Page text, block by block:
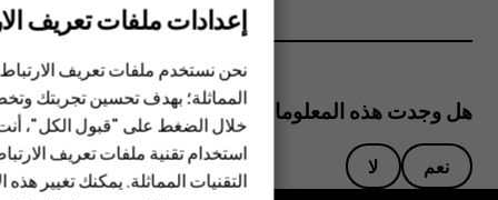
الهواتف الذكية
الهواتف المميزة
الأكسسوارات
هل وجدت هذه المعلومات مفيدة؟
نعم لا
إعدادات ملفات تعريف
نحن نستخدم ملفات تعريف
المماثلة؛ بهدف تحسين تجربتك
خلال الضغط على "قبول الكل"،
استخدام تقنية ملفات تعريف
التقنيات المماثلة. يمكنك تغيير